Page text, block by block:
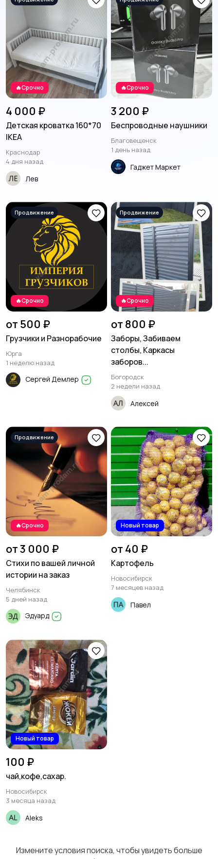
Освещение15 Посуда 2
Кухонные гарнитуры
Охрана и
сигнализации
Сад и огород Садовая мебель
Другое1
🔥Срочно
4 000 ₽
Детская кроватка 160*70
IKEA
Краснодар
4 дня назад
Лев
🔥Срочно
3 200 ₽
Беспроводные наушники
Благовещенск
1 день назад
Гаджет Маркет
🔥Срочно
от 500 ₽
Грузчики и Разнорабочие
Юрга
1 неделю назад
Сергей Демлер
🔥Срочно
от 800 ₽
Заборы, Забиваем
столбы, Каркасы
заборов...
Богородск
2 недели назад
Алексей
🔥Срочно
от 3 000 ₽
Стихи по вашей личной
истории на заказ
Челябинск
5 дней назад
Эдуард
Новый товар
от 40 ₽
Картофель
Новосибирск
7 месяцев назад
Павел
Новый товар
100 ₽
чай,кофе,сахар.
Новосибирск
3 месяца назад
Aleks
Измените условия поиска, чтобы увидеть больше